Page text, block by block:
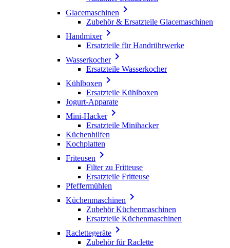
Glacemaschinen 
Zubehör & Ersatzteile Glacemaschinen
Handmixer
Ersatzteile für Handrührwerke
Wasserkocher
Ersatzteile Wasserkocher
Kühlboxen 
Ersatzteile Kühlboxen
Jogurt-Apparate
Mini-Hacker
Ersatzteile Minihacker
Küchenhilfen
Kochplatten
Friteusen 
Filter zu Fritteuse
Ersatzteile Fritteuse
Pfeffermühlen
Küchenmaschinen 
Zubehör Küchenmaschinen
Ersatzteile Küchenmaschinen
Raclettegeräte 
Zubehör für Raclette